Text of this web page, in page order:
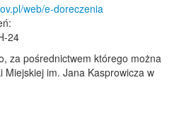
web/e-doreczenia
24
za pośrednictwem którego można
Miejskiej im. Jana Kasprowicza w